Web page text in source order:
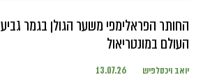
החותר הפראלימפי משער הגולן בגמר גביע
העולם במונטריאול
יואב ויכסלפיש 13.07.26